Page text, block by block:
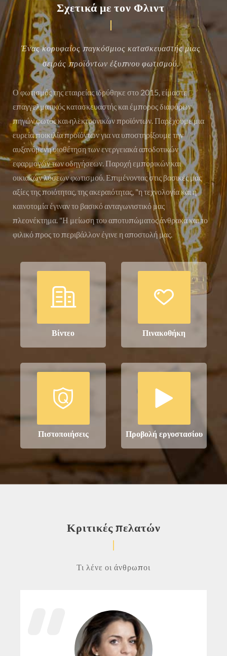

Βίντεο

Πινακοθήκη

Πιστοποιήσεις

Προβολή εργοστασίου
Σχετικά με τον Φλιντ
Ένας κορυφαίος παγκόσμιος κατασκευαστής μιας
σειράς προϊόντων έξυπνου φωτισμού.
Ο φωτισμός της εταιρείας ιδρύθηκε στο 2015, είμαστε
επαγγελματικός κατασκευαστής και έμπορος διαφόρων
πηγών φωτός και ηλεκτρονικών προϊόντων. Παρέχουμε μια
ευρεία ποικιλία προϊόντων για να υποστηρίξουμε την
αυξανόμενη υιοθέτηση των ενεργειακά αποδοτικών
εφαρμογών των οδηγήσεων. Παροχή εμπορικών και
οικιακών λύσεων φωτισμού. Επιμένοντας στις βασικές μας
αξίες της ποιότητας, της ακεραιότητας, "η τεχνολογία και η
καινοτομία έγιναν το βασικό ανταγωνιστικό μας
πλεονέκτημα. "Η μείωση του αποτυπώματος άνθρακα και το
φιλικό προς το περιβάλλον έγινε η αποστολή μας.
Κριτικές πελατών
Τι λένε οι άνθρωποι